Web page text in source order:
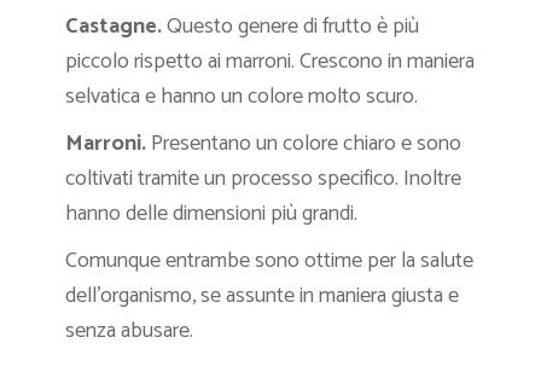
Castagne.Questo genere di frutto è più
piccolo rispetto ai marroni. Crescono in maniera
selvatica e hanno un colore molto scuro.
Marroni.Presentano un colore chiaro e sono
coltivati tramite un processo specifico. Inoltre
hanno delle dimensioni più grandi.
Comunque entrambe sono ottime per la salute
dell’organismo, se assunte in maniera giusta e
senza abusare.